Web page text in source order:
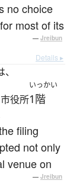
no choice
most of its
— Jreibun
Details ▸
役所
いっかい
1階
filing
not only
venue on
— Jreibun